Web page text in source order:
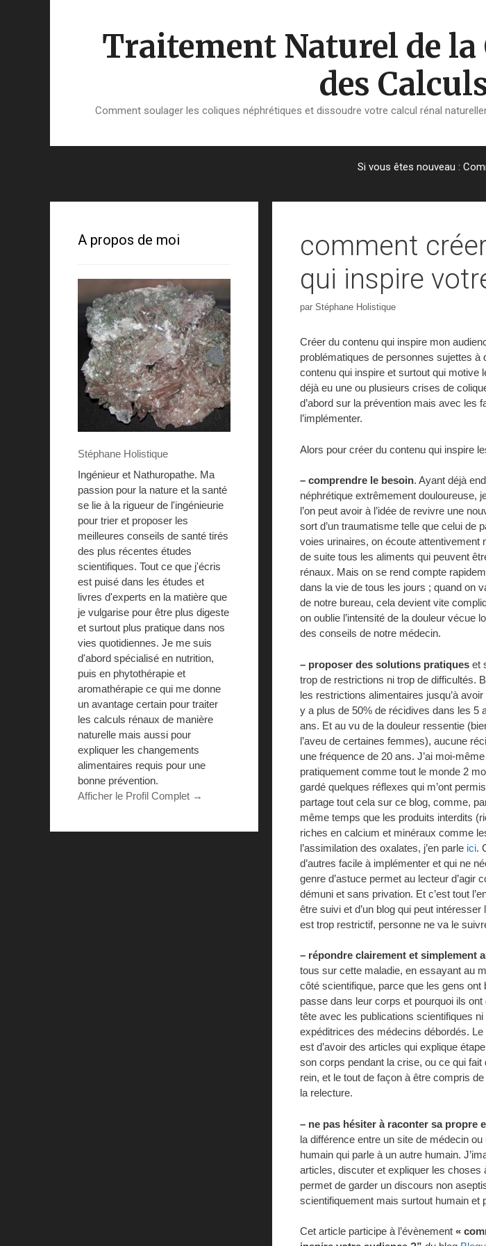
Traitement Naturel de
des
Comment soulager les coliques néphrétiques et dissoudre votre calcul rénal
Si vous êtes nouveau :
comment
qui inspire
par Stéphane Holistique
Créer du contenu qui inspire mon
problématiques de personnes sujettes à
contenu qui inspire et surtout qui motive
déjà eu une ou plusieurs crises de
d’abord sur la prévention mais avec les
l’implémenter.
Alors pour créer du contenu qui inspire
– comprendre le besoin. Ayant déjà
néphrétique extrêmement douloureuse,
l’on peut avoir à l’idée de revivre une
sort d’un traumatisme telle que celui de
voies urinaires, on écoute attentivement
de suite tous les aliments qui peuvent
rénaux. Mais on se rend compte
dans la vie de tous les jours ; quand on
de notre bureau, cela devient vite
on oublie l’intensité de la douleur vécue
des conseils de notre médecin.
– proposer des solutions pratiques et
trop de restrictions ni trop de difficultés.
les restrictions alimentaires jusqu’à
y a plus de 50% de récidives dans les 5
ans. Et au vu de la douleur ressentie
l’aveu de certaines femmes), aucune
une fréquence de 20 ans. J’ai moi-
pratiquement comme tout le monde 2
gardé quelques réflexes qui m’ont
partage tout cela sur ce blog, comme,
même temps que les produits interdits
riches en calcium et minéraux comme
l’assimilation des oxalates, j’en parle ici.
d’autres facile à implémenter et qui ne
genre d’astuce permet au lecteur d’agir
démuni et sans privation. Et c’est tout
être suivi et d’un blog qui peut
est trop restrictif, personne ne va le
– répondre clairement et simplement
tous sur cette maladie, en essayant au
côté scientifique, parce que les gens
passe dans leur corps et pourquoi ils
tête avec les publications scientifiques
expéditrices des médecins débordés. Le
est d’avoir des articles qui explique
son corps pendant la crise, ou ce qui fait
rein, et le tout de façon à être compris
la relecture.
– ne pas hésiter à raconter sa propre
la différence entre un site de médecin
humain qui parle à un autre humain.
articles, discuter et expliquer les choses
permet de garder un discours non
scientifiquement mais surtout humain et
Cet article participe à l’évènement «
A propos de moi
Stéphane Holistique
Ingénieur et Nathuropathe. Ma
passion pour la nature et la santé
se lie à la rigueur de l'ingénieurie
pour trier et proposer les
meilleures conseils de santé tirés
des plus récentes études
scientifiques. Tout ce que j'écris
est puisé dans les études et
livres d'experts en la matière que
je vulgarise pour être plus digeste
et surtout plus pratique dans nos
vies quotidiennes. Je me suis
d'abord spécialisé en nutrition,
puis en phytothérapie et
aromathérapie ce qui me donne
un avantage certain pour traiter
les calculs rénaux de manière
naturelle mais aussi pour
expliquer les changements
alimentaires requis pour une
bonne prévention.
Afficher le Profil Complet →